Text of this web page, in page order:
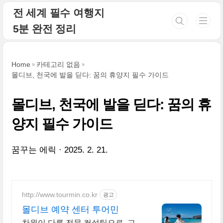
전 세계 필수 여행지
5분 완전 정리
Home
카테고리 없음
몰디브, 천국에 발을 딛다: 꿈의 휴양지 필수 가이드
몰디브, 천국에 발을 딛다: 꿈의 휴
양지 필수 가이드
꿈꾸는 에릭 2025. 2. 21.
http://www.tourmin.co.kr 광고
몰디브 예약 센터 투어민